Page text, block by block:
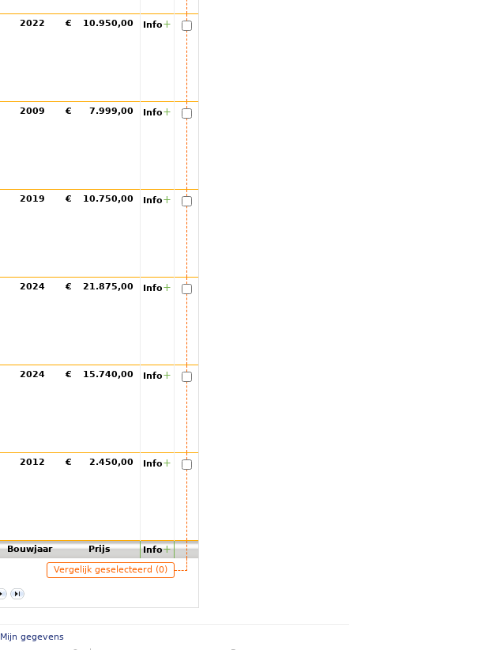
2022 € 10.950,00 Info+
2009 € 7.999,00 Info+
2019 € 10.750,00 Info+
2024 € 21.875,00 Info+
2024 € 15.740,00 Info+
2012 € 2.450,00 Info+
Bouwjaar Prijs Info+
Vergelijk geselecteerd (0)
Mijn gegevens